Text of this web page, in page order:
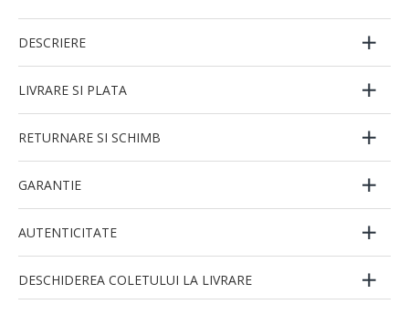
DESCRIERE
LIVRARE SI PLATA
RETURNARE SI SCHIMB
GARANTIE
AUTENTICITATE
DESCHIDEREA COLETULUI LA LIVRARE